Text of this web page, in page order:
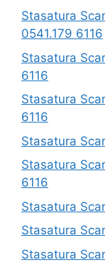
Stasatura
0541.179 6116
Stasatura
6116
Stasatura
6116
Stasatura
Stasatura
6116
Stasatura
Stasatura
Stasatura